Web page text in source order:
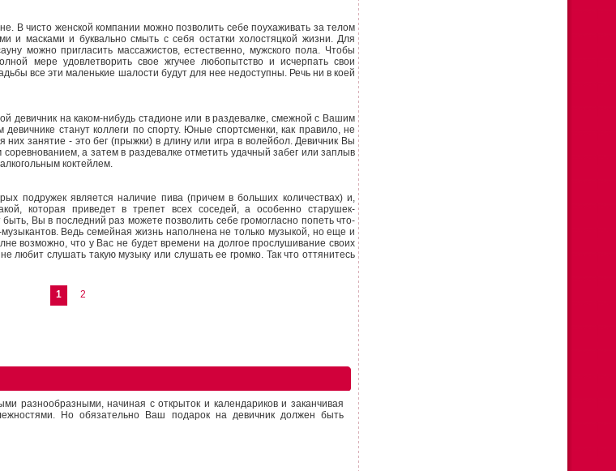
В чисто женской компании можно позволить себе поухаживать за телом
и масками и буквально смыть с себя остатки холостяцкой жизни. Для
можно пригласить массажистов, естественно, мужского пола. Чтобы
мере удовлетворить свое жгучее любопытство и исчерпать свои
все эти маленькие шалости будут для нее недоступны. Речь ни в коей
девичник на каком-нибудь стадионе или в раздевалке, смежной с Вашим
станут коллеги по спорту. Юные спортсменки, как правило, не
них занятие - это бег (прыжки) в длину или игра в волейбол. Девичник Вы
а затем в раздевалке отметить удачный забег или заплыв
коктейлем.
подружек является наличие пива (причем в больших количествах) и,
которая приведет в трепет всех соседей, а особенно старушек-
Вы в последний раз можете позволить себе громогласно попеть что-
Ведь семейная жизнь наполнена не только музыкой, но еще и
возможно, что у Вас не будет времени на долгое прослушивание своих
любит слушать такую музыку или слушать ее громко. Так что оттянитесь
1 2
разнообразными, начиная с открыток и календариков и заканчивая
Но обязательно Ваш подарок на девичник должен быть